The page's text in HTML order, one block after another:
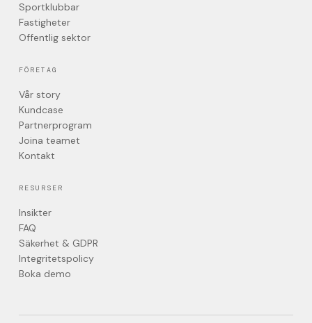
Sportklubbar
Fastigheter
Offentlig sektor
FÖRETAG
Vår story
Kundcase
Partnerprogram
Joina teamet
Kontakt
RESURSER
Insikter
FAQ
Säkerhet & GDPR
Integritetspolicy
Boka demo